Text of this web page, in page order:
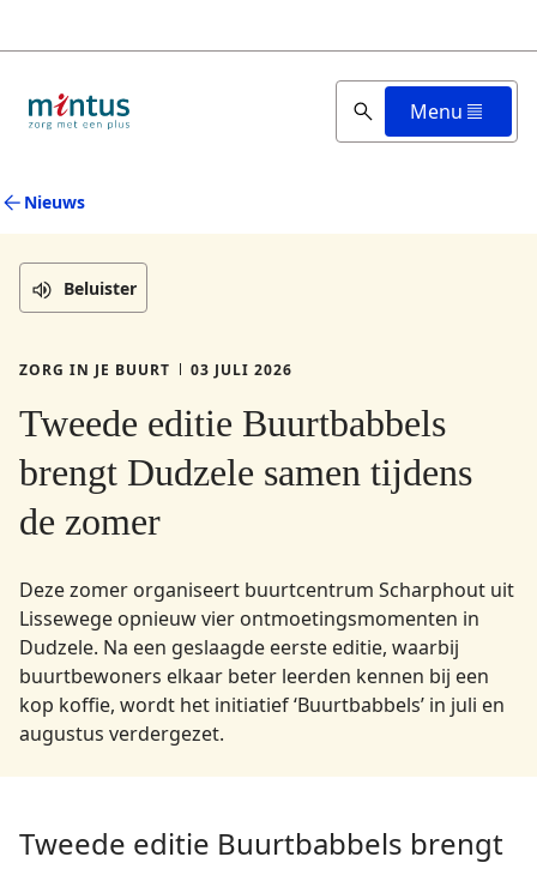
en
inhoud
Menu
Nieuws
Beluister
Thema is
ZORG IN JE BUURT PUBLICATIEDATUM IS
03 JULI 2026
Tweede editie Buurtbabbels
brengt Dudzele samen tijdens
de zomer
Deze zomer organiseert buurtcentrum Scharphout uit
Lissewege opnieuw vier ontmoetingsmomenten in
Dudzele. Na een geslaagde eerste editie, waarbij
buurtbewoners elkaar beter leerden kennen bij een
kop koffie, wordt het initiatief ‘Buurtbabbels’ in juli en
augustus verdergezet.
Tweede editie Buurtbabbels brengt